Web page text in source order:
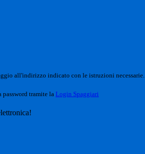
all'indirizzo indicato con le istruzioni necessarie.
password tramite la Login Spaggiari